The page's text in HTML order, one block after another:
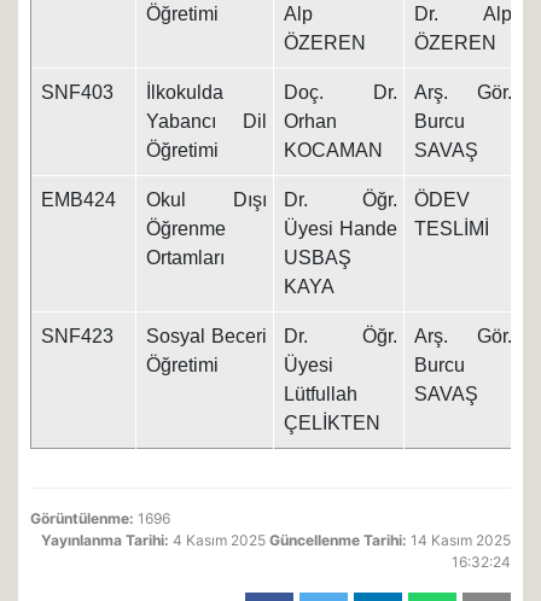
Öğretimi
Alp
ÖZEREN
Dr. Alp
ÖZEREN
SNF403
İlkokulda
Yabancı Dil
Öğretimi
Doç. Dr.
Orhan
KOCAMAN
Arş. Gör.
Burcu
SAVAŞ
EMB424
Okul Dışı
Öğrenme
Ortamları
Dr. Öğr.
Üyesi Hande
USBAŞ
KAYA
ÖDEV
TESLİMİ
SNF423
Sosyal Beceri
Öğretimi
Dr. Öğr.
Üyesi
Lütfullah
ÇELİKTEN
Arş. Gör.
Burcu
SAVAŞ
Görüntülenme: 1696
Yayınlanma Tarihi: 4 Kasım 2025 Güncellenme Tarihi: 14 Kasım 2025
16:32:24